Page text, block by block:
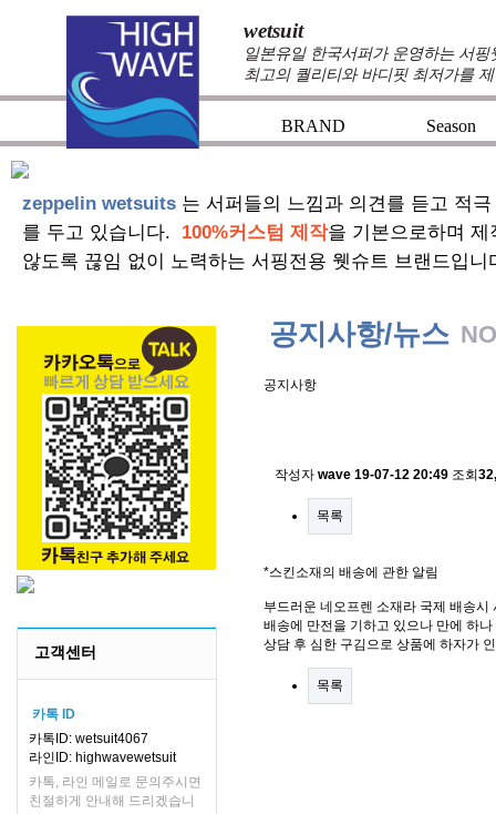
wetsuit
일본유일 한국서퍼가 운영하는 서
최고의 퀄리티와 바디핏 최저가를
BRAND Season
zeppelin wetsuits 는 서퍼들의 느낌과 의견를 듣고 적
를 두고 있습니다. 100%커스텀 제작을 기본으로하며
않도록 끊임 없이 노력하는 서핑전용 웻슈트 브랜드입니
고객센터
카톡 ID
카톡ID: wetsuit4067
라인ID: highwavewetsuit
카톡, 라인 메일로 문의주시면
친절하게 안내해 드리겠습니
공지사항/뉴스
공지사항
작성자 wave 19-07-12 20:49 조회
목록
*스킨소재의 배송에 관한 알림
부드러운 네오프렌 소재라 국제 배송
배송에 만전을 기하고 있으나 만에 하
상담 후 심한 구김으로 상품에 하자가
목록